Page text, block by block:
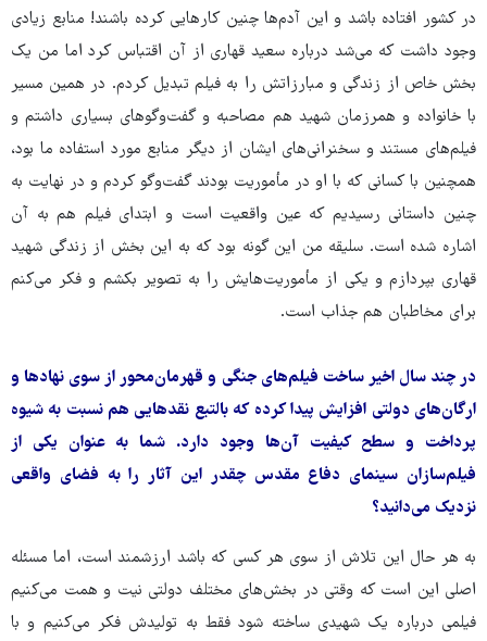
در کشور افتاده باشد و این آدم‌ها چنین کارهایی کرده باشند! منابع زیادی
وجود داشت که می‌شد درباره سعید قهاری از آن اقتباس کرد اما من یک
بخش خاص از زندگی و مبارزاتش را به فیلم تبدیل کردم. در همین مسیر
با خانواده و همرزمان شهید هم مصاحبه و گفت‌وگوهای بسیاری داشتم و
فیلم‌های مستند و سخنرانی‌های ایشان از دیگر منابع مورد استفاده ما بود،
همچنین با کسانی که با او در مأموریت بودند گفت‌وگو کردم و در نهایت به
چنین داستانی رسیدیم که عین واقعیت است و ابتدای فیلم هم به آن
اشاره شده است. سلیقه‌ من این گونه بود که به این بخش از زندگی شهید
قهاری بپردازم و یکی از مأموریت‌هایش را به تصویر بکشم و فکر می‌کنم
برای مخاطبان هم جذاب است.
در چند سال اخیر ساخت فیلم‌های جنگی و قهرمان‌محور از سوی نهادها و
ارگان‌های دولتی افزایش پیدا کرده که بالتبع نقدهایی هم نسبت به شیوه
پرداخت و سطح کیفیت آن‌ها وجود دارد. شما به عنوان یکی از
فیلم‌سازان سینمای دفاع مقدس چقدر این آثار را به فضای واقعی
نزدیک می‌دانید؟
به هر حال این تلاش از سوی هر کسی که باشد ارزشمند است، اما مسئله
اصلی این است که وقتی در بخش‌های مختلف دولتی نیت و همت می‌کنیم
فیلمی درباره یک شهیدی ساخته شود فقط به تولیدش فکر می‌کنیم و با